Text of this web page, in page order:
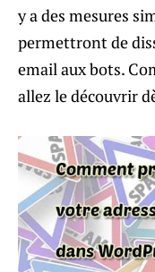
y a des mesures
permettront de
email aux bots.
allez le découvrir